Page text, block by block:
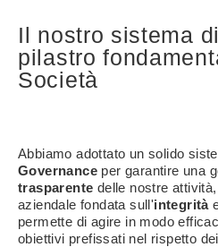
Il nostro sistema
pilastro
Società
Abbiamo adottato un solido
Governance per garantire una
trasparente delle nostre
aziendale fondata sull'integrità
permette di agire in modo
obiettivi prefissati nel rispetto